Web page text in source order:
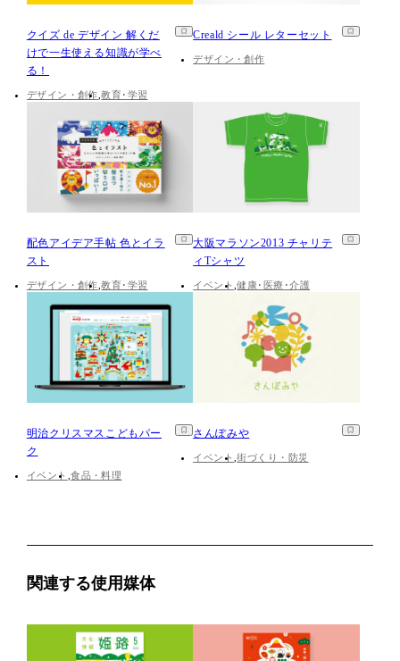
クイズ de デザイン 解くだ
けで一生使える知識が学べ
る！
デザイン・創作 教育･学習
Creald シール レターセット
デザイン・創作
配色アイデア手帖 色とイラ
スト
デザイン・創作 教育･学習
大阪マラソン2013 チャリテ
ィTシャツ
イベント 健康･医療･介護
明治クリスマスこどもパー
ク
イベント 食品・料理
さんぽみや
イベント 街づくり・防災
関連する使用媒体